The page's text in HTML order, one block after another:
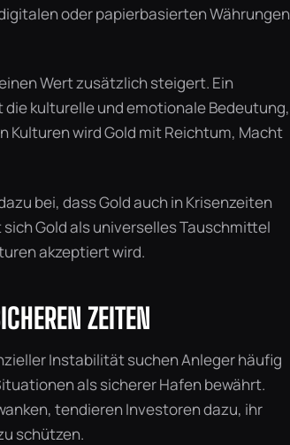
oder papierbasierten Währungen
Wert zusätzlich steigert. Ein
kulturelle und emotionale Bedeutung,
Kulturen wird Gold mit Reichtum, Macht
bei, dass Gold auch in Krisenzeiten
Gold als universelles Tauschmittel
akzeptiert wird.
ZEITEN
Instabilität suchen Anleger häufig
als sicherer Hafen bewährt.
tendieren Investoren dazu, ihr
schützen.